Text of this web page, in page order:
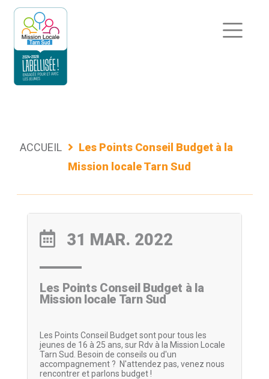
Aller
contenu
ACCUEIL
Les Points Conseil Budget à la
Mission locale Tarn Sud
31 MAR. 2022
Les Points Conseil Budget à la
Mission locale Tarn Sud
Les Points Conseil Budget sont pour tous les
jeunes de 16 à 25 ans, sur Rdv à la Mission Locale
Tarn Sud. Besoin de conseils ou d'un
accompagnement ? N'attendez pas, venez nous
rencontrer et parlons budget !